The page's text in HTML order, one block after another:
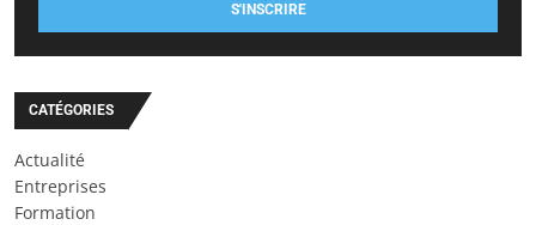
S'INSCRIRE
CATÉGORIES
Actualité
Entreprises
Formation